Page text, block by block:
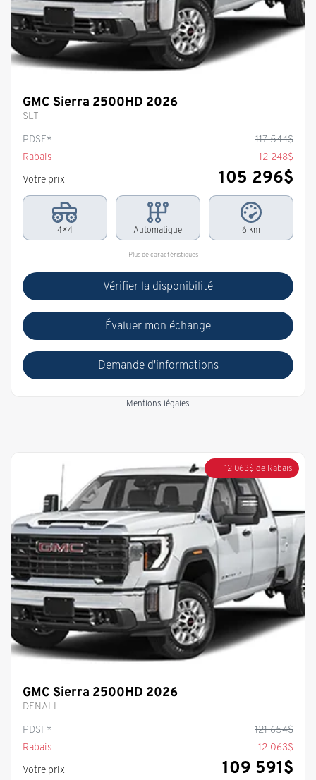
GMC Sierra 2500HD 2026
SLT
PDSF*
117 544$
Rabais
12 248$
Votre prix
105 296$
4×4 Automatique 6 km
Plus de caractéristiques
Vérifier la disponibilité
Évaluer mon échange
Demande d'informations
Mentions légales
12 063$ de Rabais
GMC Sierra 2500HD 2026
DENALI
PDSF*
121 654$
Rabais
12 063$
Votre prix
109 591$